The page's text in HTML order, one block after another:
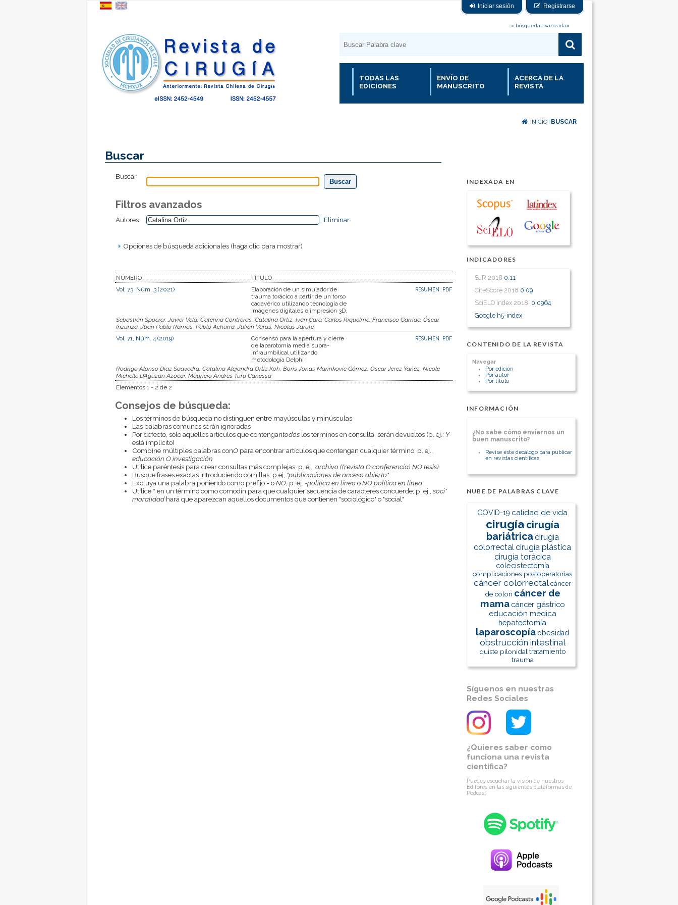
Iniciar sesión Registrarse
» búsqueda avanzada«
TODAS LAS
EDICIONES
ENVÍO DE
MANUSCRITO
ACERCA DE LA
REVISTA
INICIO BUSCAR
INDEXADA EN
INDICADORES
SJR 2018 0.11
CiteScore 2018 0.09
SciELO Index 2018: 0.0964
Google h5-index
CONTENIDO DE LA REVISTA
Navegar
Por edición
Por autor
Por título
INFORMACIÓN
¿No sabe cómo enviarnos un
buen manuscrito?
Revise éste decálogo para publicar
en revistas científicas
NUBE DE PALABRAS CLAVE
COVID-19 calidad de vida
cirugía cirugía
bariátrica cirugía
colorrectalcirugía plástica
cirugía torácica
colecistectomía
complicaciones postoperatorias
cáncer colorrectalcáncer
de colon cáncer de
mama cáncer gástrico
educación médica
hepatectomía
laparoscopía obesidad
obstrucción intestinal
quiste pilonidal tratamiento
trauma
Síguenos en nuestras
Redes Sociales
¿Quieres saber como
funciona una revista
científica?
Puedes escuchar la visión de nuestros
Editores en las siguientes plataformas de
Podcast
Buscar
Buscar
Filtros avanzados
Autores Eliminar
Opciones de búsqueda adicionales (haga clic para mostrar)
NÚMERO
TÍTULO
Vol. 73, Núm. 3 (2021)
Elaboración de un simulador de
trauma torácico a partir de un torso
cadavérico utilizando tecnología de
imágenes digitales e impresión 3D.
RESUMEN PDF
Sebastián Spoerer, Javier Vela, Caterina Contreras, Catalina Ortiz, Iván Caro, Carlos Riquelme, Francisco Garrido, Óscar
Inzunza, Juan Pablo Ramos, Pablo Achurra, Julián Varas, Nicolás Jarufe
Vol. 71, Núm. 4 (2019)
Consenso para la apertura y cierre
de laparotomía media supra-
infraumbilical utilizando
metodología Delphi
RESUMEN PDF
Rodrigo Alonso Díaz Saavedra, Catalina Alejandra Ortiz Koh, Boris Jonas Marinkovic Gómez, Oscar Jerez Yañez, Nicole
Michelle D’Aguzan Azócar, Mauricio Andrés Turu Canessa
Elementos 1 - 2 de 2
Consejos de búsqueda:
Los términos de búsqueda no distinguen entre mayúsculas y minúsculas
Las palabras comunes serán ignoradas
Por defecto, sólo aquellos artículos que contengantodoslos términos en consulta, serán devueltos (p. ej.: Y
está implícito)
Combine múltiples palabras conOpara encontrar artículos que contengan cualquier término; p. ej.,
educación O investigación
Utilice paréntesis para crear consultas más complejas; p. ej., archivo ((revista O conferencia) NO tesis)
Busque frases exactas introduciendo comillas; p.ej, "publicaciones de acceso abierto"
Excluya una palabra poniendo como prefijo - oNO; p. ej. -política en líneaoNO política en línea
Utilice * en un término como comodín para que cualquier secuencia de caracteres concuerde; p. ej., soci*
moralidadhará que aparezcan aquellos documentos que contienen "sociológico" o "social"